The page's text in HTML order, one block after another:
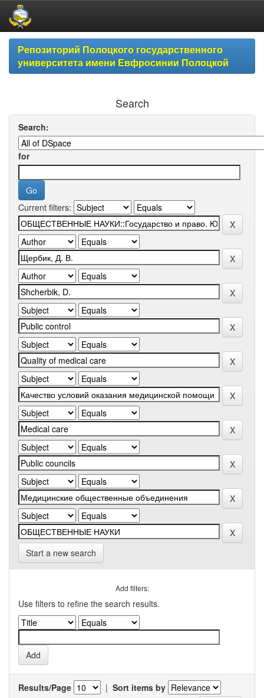
Skip
navigationРепозиторий Полоцкого государственного
университета имени Евфросинии Полоцкой
Search
Search:
for
Current filters:
Start a new search
Add filters:
Use filters to refine the search results.
Results/Page | Sort items by